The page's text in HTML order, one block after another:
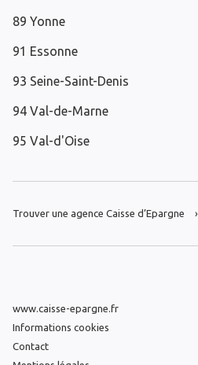
89 Yonne
91 Essonne
93 Seine-Saint-Denis
94 Val-de-Marne
95 Val-d'Oise
Trouver une agence Caisse d’Epargne
www.caisse-epargne.fr
Informations cookies
Contact